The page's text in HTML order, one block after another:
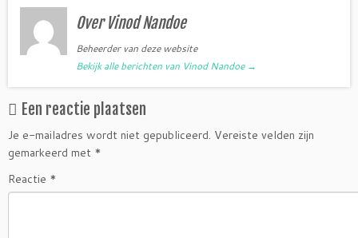
Over Vinod Nandoe
Beheerder van deze website
Bekijk alle berichten van Vinod Nandoe →
Een reactie plaatsen
Je e-mailadres wordt niet gepubliceerd. Vereiste velden zijn
gemarkeerd met *
Reactie *